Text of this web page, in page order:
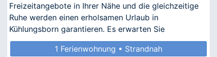
Freizeitangebote in Ihrer Nähe und die gleichzeitige
Ruhe werden einen erholsamen Urlaub in
Kühlungsborn garantieren. Es erwarten Sie
nostalgischer Ch
1 Ferienwohnung • Strandnah